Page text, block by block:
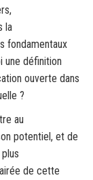
la
fondamentaux
une définition
ouverte dans
?
au
potentiel, et de
de cette